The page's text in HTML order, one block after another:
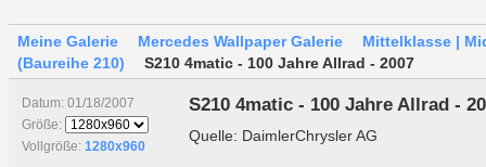
Meine Galerie Mercedes Wallpaper Galerie
Mittelklasse |
(Baureihe 210)
S210 4matic - 100 Jahre Allrad - 2007
Datum: 01/18/2007
Größe:
Vollgröße: 1280x960
S210 4matic - 100 Jahre Allrad -
Quelle: DaimlerChrysler AG